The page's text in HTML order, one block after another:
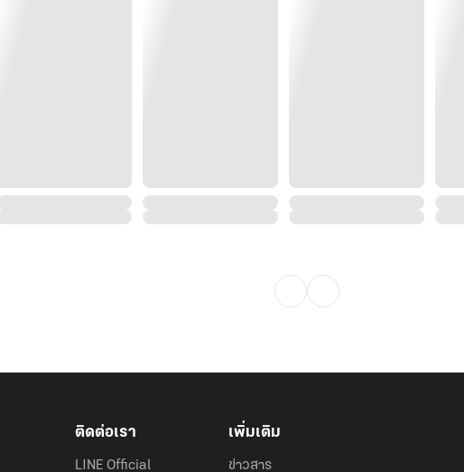
ติดต่อเรา
LINE Official
เพิ่มเติม
ข่าวสาร